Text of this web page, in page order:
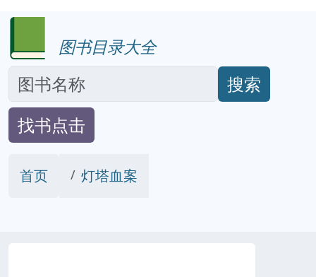
图书目录大全
搜索
找书点击
首页 灯塔血案